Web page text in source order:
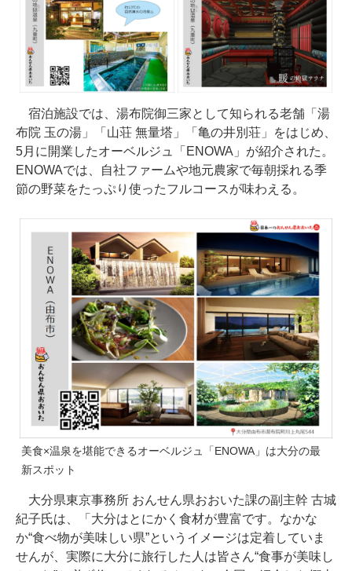
宿泊施設では、湯布院御三家として知られる老舗「湯
布院 玉の湯」「山荘 無量塔」「亀の井別荘」をはじめ、
5月に開業したオーベルジュ「ENOWA」が紹介された。
ENOWAでは、自社ファームや地元農家で毎朝採れる季
節の野菜をたっぷり使ったフルコースが味わえる。
美食×温泉を堪能できるオーベルジュ「ENOWA」は大分の最
新スポット
大分県東京事務所 おんせん県おおいた課の副主幹 古城
紀子氏は、「大分はとにかく食材が豊富です。なかな
か“食べ物が美味しい県”というイメージは定着していま
せんが、実際に大分に旅行した人は皆さん“食事が美味し